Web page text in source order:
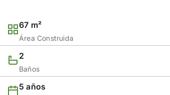
67 m²
Área Construida
2
Baños
5 años